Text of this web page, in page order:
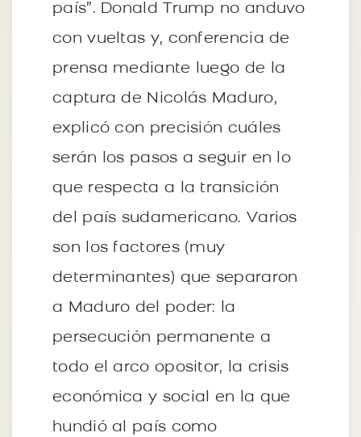
país”. Donald Trump no anduvo
con vueltas y, conferencia de
prensa mediante luego de la
captura de Nicolás Maduro,
explicó con precisión cuáles
serán los pasos a seguir en lo
que respecta a la transición
del país sudamericano. Varios
son los factores (muy
determinantes) que separaron
a Maduro del poder: la
persecución permanente a
todo el arco opositor, la crisis
económica y social en la que
hundió al país como